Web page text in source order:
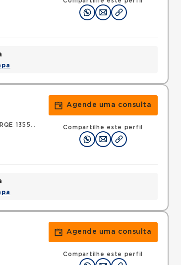
RQE 135507 - Endocrinologia e metabologia
Agende uma consulta
Compartilhe este perfil
Agende uma consulta
Compartilhe este perfil